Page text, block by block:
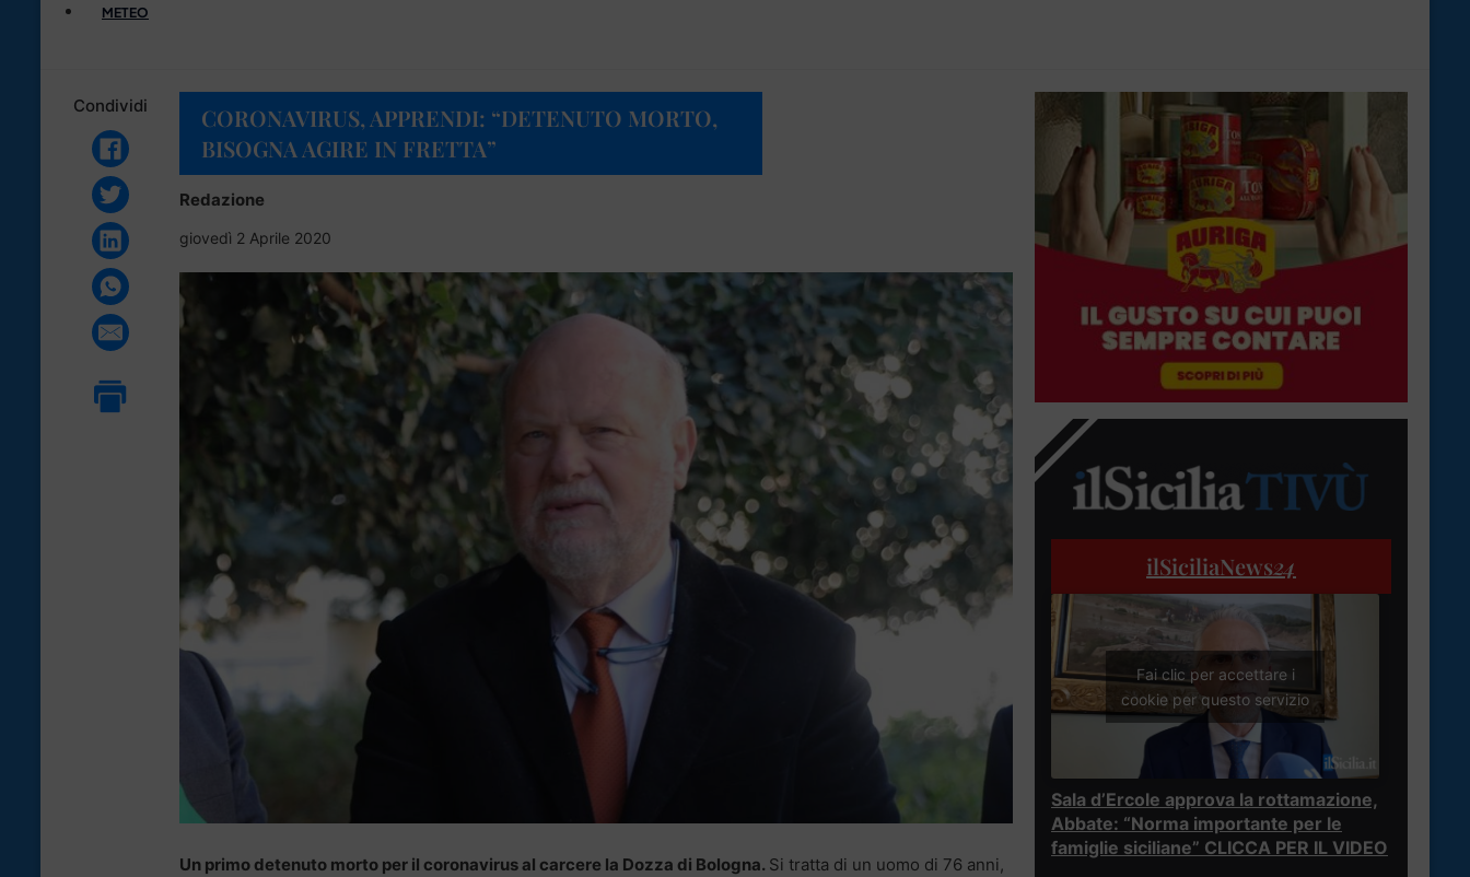
METEO
Condividi
CORONAVIRUS, APPRENDI: “DETENUTO MORTO,
BISOGNA AGIRE IN FRETTA”
Redazione
giovedì 2 Aprile 2020
Un primo detenuto morto per il coronavirus al carcere la Dozza di Bologna. Si tratta di un uomo di 76 anni,
ilSiciliaNews24
Fai clic per accettare i
cookie per questo servizio
Sala d’Ercole approva la rottamazione,
Abbate: “Norma importante per le
famiglie siciliane” CLICCA PER IL VIDEO